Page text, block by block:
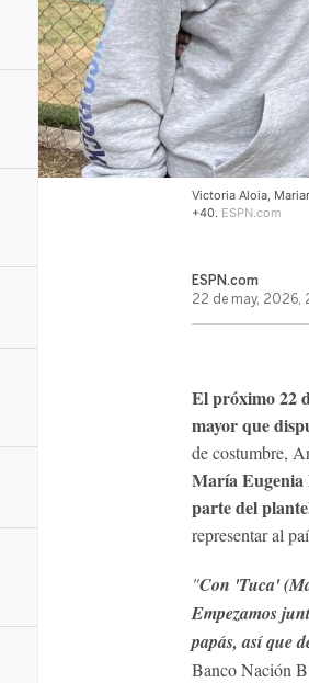
Victoria Aloia,
+40. ESPN.com
ESPN.com
22 de may, 2026,
El próximo 22
mayor que
de costumbre,
María Eugenia
parte del
representar al
"Con 'Tuca'
Empezamos
papás, así que
Banco Nación